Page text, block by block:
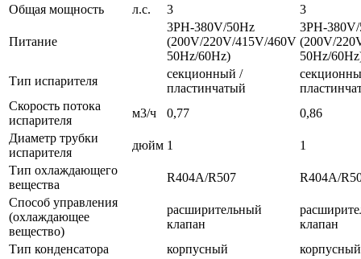
Общая мощность л.с. 3 3
Питание
3PH-380V/50Hz
(200V/220V/415V/460V
50Hz/60Hz)
3PH-
(200V/
50Hz/
Тип испарителя
секционный /
пластинчатый
Скорость потока
испарителя
м3/ч 0,77
0,86
Диаметр трубки
испарителя
дюйм 1
1
Тип охлаждающего
вещества
R404A/R507
R404A/
Способ управления
(охлаждающее
вещество)
расширительный
клапан
клапан
Тип конденсатора
корпусный
корпусный